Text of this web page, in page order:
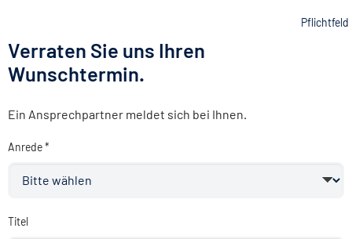
Pflichtfeld
Verraten Sie uns Ihren
Wunschtermin.
Ein Ansprechpartner meldet sich bei Ihnen.
Anrede *
Titel